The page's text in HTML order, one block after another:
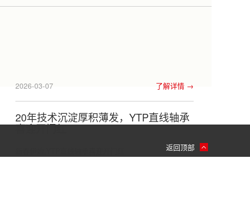
2026-03-07 了解详情 →
20年技术沉淀厚积薄发，YTP直线轴承
喜迎开门红
返回顶部